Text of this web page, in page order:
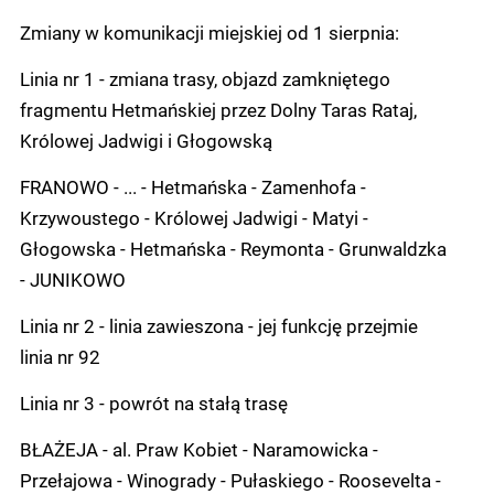
Zmiany w komunikacji miejskiej od 1 sierpnia:
Linia nr 1 - zmiana trasy, objazd zamkniętego
fragmentu Hetmańskiej przez Dolny Taras Rataj,
Królowej Jadwigi i Głogowską
FRANOWO - ... - Hetmańska - Zamenhofa -
Krzywoustego - Królowej Jadwigi - Matyi -
Głogowska - Hetmańska - Reymonta - Grunwaldzka
- JUNIKOWO
Linia nr 2 - linia zawieszona - jej funkcję przejmie
linia nr 92
Linia nr 3 - powrót na stałą trasę
BŁAŻEJA - al. Praw Kobiet - Naramowicka -
Przełajowa - Winogrady - Pułaskiego - Roosevelta -